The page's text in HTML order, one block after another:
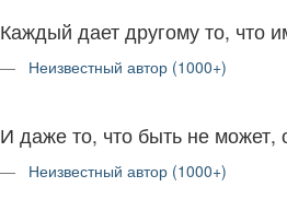
Каждый дает другому то, что
Неизвестный автор (1000+)
И даже то, что быть не
Неизвестный автор (1000+)